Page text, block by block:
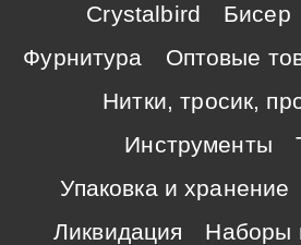
Crystalbird
Бисер
Фурнитура
Оптовые
Нитки, тросик,
Инструменты
Упаковка и хранение
Ликвидация
Наборы